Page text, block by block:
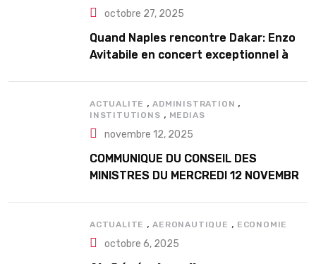
octobre 27, 2025
Quand Naples rencontre Dakar: Enzo
Avitabile en concert exceptionnel à
ACTUALITE ,ADMINISTRATION ,
INSTITUTIONS , MEDIAS
novembre 12, 2025
COMMUNIQUE DU CONSEIL DES
MINISTRES DU MERCREDI 12 NOVEMBRE
ACTUALITE ,AERONAUTIQUE , ECONOMIE
octobre 6, 2025